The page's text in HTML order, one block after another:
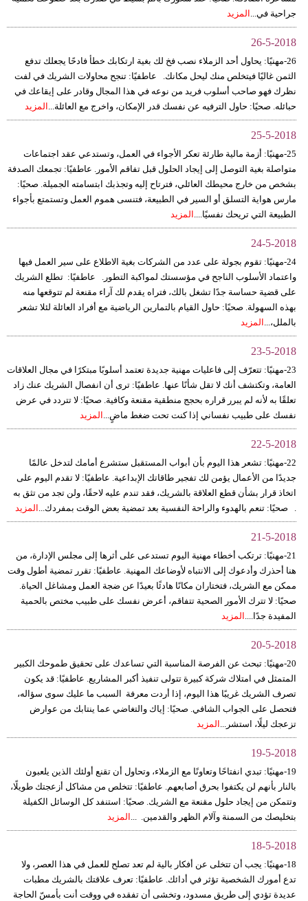
جراحية في... المزيد
26-5-2018
26-مهنيًا: يحاول أحد الزملاء نصب فخ لك بغية ارتكابك خطأ فادحًا يجعلك تدفع
الثمن غاليًا فيتخلص منك ليحل مكانك. عاطفيًا: تنجح محاولات الشريك في لفت
نظرك فهو صاحب أسلوب فريد من نوعه في هذا المجال وقادر على إيقاعك في
حبائله. صحيًا: حاول الترفيه عن نفسك قدر الإمكان، واخرج مع العائلة... المزيد
25-5-2018
25-مهنيًا: أزمة مالية طارئة تعكر الأجواء في العمل، وتستدعي عقد اجتماعات
متواصلة بغية التوصل إلى إيجاد الحلول قبل تفاقم الأمور. عاطفيًا: تجمعك الصدفة
بشخص من خارج محيطك العائلي، فترتاح إليه وتجذبك ابتسامته الجميلة. صحيًا:
مارس هواية التسلق أو السير في الطبيعة، فتنسى هموم العمل وتستمتع بأجواء
الطبيعة التي تريحك نفسيًا.... المزيد
24-5-2018
24-مهنيًا: تقوم بجولة على عدد من الشركات بغية الاطلاع على سير العمل فيها
واعتماد الأسلوب الناجح في مؤسستك لمواكبة التطور. عاطفيًا: تطلع الشريك
على قضية حساسة جدًا تشغل بالك، فتراه يقدم لك آراء مقنعة لم تتوقعها منه
بهذه السهولة. صحيًا: حاول القيام بالتمارين الرياضية مع أفراد العائلة لئلا تشعر
بالملل،... المزيد
23-5-2018
23-مهنيًا: تتعرّف إلى فاعليات مهنية جديدة تعتمد أسلوبًا مبتكرًا في مجال العلاقات
العامة، وتكتشف أنك لا تقل شأنًا عنها. عاطفيًا: ترى أن انفصال الشريك عنك زاد
تعلقًا به لأنه لم يبرر قراره بحجج منطقية مقنعة وكافية. صحيًا: لا تتردد في عرض
نفسك على طبيب نفساني إذا كنت تحت ضغط ماضٍ... المزيد
22-5-2018
22-مهنيًا: تشعر هذا اليوم بأن أبواب المستقبل ستشرع أمامك لتدخل عالمًا
جديدًا من الأعمال يؤمن لك تفجير طاقاتك الإبداعية. عاطفيًا: لا تقدم اليوم على
اتخاذ قرار بشأن قطع العلاقة بالشريك، فقد تندم عليه لاحقًا، ولن تجد من تثق به
. صحيًا: تنعم بالهدوء والراحة النفسية بعد تمضية بعض الوقت بمفردك... المزيد
21-5-2018
21-مهنيًا: ترتكب أخطاء مهنية اليوم تستدعى على أثرها إلى مجلس الإدارة، من
هنا أحذرك وأدعوك إلى الانتباه لأوضاعك المهنية. عاطفيًا: تقرر تمضية أطول وقت
ممكن مع الشريك، فتختاران مكانًا هادئًا بعيدًا عن ضجة العمل ومشاغل الحياة.
صحيًا: لا تترك الأمور الصحية تتفاقم، أعرض نفسك على طبيب مختص بالحمية
المفيدة جدًا.... المزيد
20-5-2018
20-مهنيًا: تبحث عن الفرصة المناسبة التي تساعدك على تحقيق طموحك الكبير
المتمثل في امتلاك شركة كبيرة تتولى تنفيذ أكبر المشاريع. عاطفيًا: قد يكون
تصرف الشريك غريبًا هذا اليوم، إذا أردت معرفة السبب ما عليك سوى سؤاله،
فتحصل على الجواب الشافي. صحيًا: إياك والتغاضي عما ينتابك من عوارض
تزعجك ليلًا، استشر... المزيد
19-5-2018
19-مهنيًا: تبدي انفتاحًا وتعاونًا مع الزملاء، وتحاول أن تقنع أولئك الذين يلعبون
بالنار بأنهم لن يكتفوا بحرق أصابعهم. عاطفيًا: تتخلص من مشاكل أزعجتك طويلًا،
وتتمكن من إيجاد حلول مقنعة مع الشريك. صحيًا: استنفد كل الوسائل الكفيلة
بتخليصك من السمنة وآلام الظهر والقدمين. ... المزيد
18-5-2018
18-مهنيًا: يجب أن تتخلى عن أفكار بالية لم تعد تصلح للعمل في هذا العصر، ولا
تدع أمورك الشخصية تؤثر في أدائك. عاطفيًا: تعرف علاقتك بالشريك مطبات
عديدة تؤدي إلى طريق مسدود، وتخشى أن تفقده في ووقت أنت بأمسّ الحاجة